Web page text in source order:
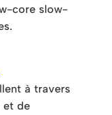
core slow-
à travers
et de